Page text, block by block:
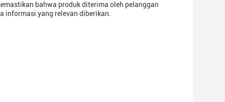
bahwa produk diterima oleh pelanggan
informasi yang relevan diberikan.